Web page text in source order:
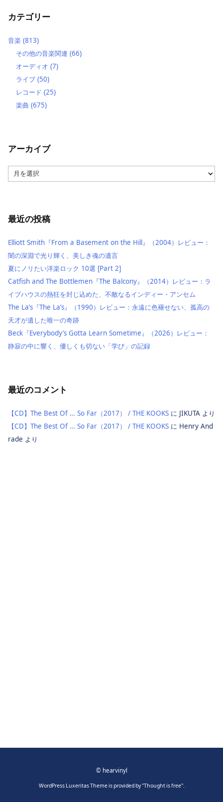
カテゴリー
音楽 (813)
その他の音楽関連 (66)
オーディオ (7)
ライブ (50)
レコード (25)
楽曲 (675)
アーカイブ
ー
最近の投稿
Elliott Smith『From a Basement on the Hill』（2004）レビュー：
闇の深淵で光り輝く、美しき魂の遺言
夏にノリたい洋楽ロック 10選 [Part 2]
Catfish and The Bottlemen『The Balcony』（2014）レビュー：ラ
イブハウスの熱狂を封じ込めた、不敵なるインディー・アンセム
The La’s『The La’s』（1990）レビュー：永遠に色褪せない、孤高の
天才が遺した唯一の奇跡
Beck『Everybody’s Gotta Learn Sometime』（2026）レビュー：
静寂の中に響く、優しくも切ない「学び」の記録
最近のコメント
【CD】The Best Of … So Far（2017） / THE KOOKS に JIKUTA より
【CD】The Best Of … So Far（2017） / THE KOOKS に Henry And
rade より
© hearvinyl
WordPress Luxeritas Theme is provided by "Thought is free".